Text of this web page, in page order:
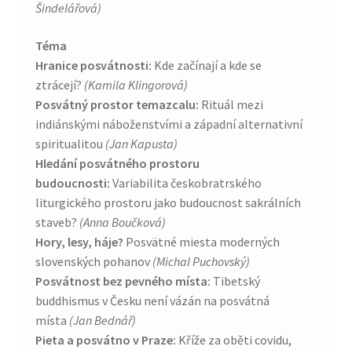
Šindelářová)
Téma
Hranice posvátnosti: Kde začínají a kde se
ztrácejí? (Kamila Klingorová)
Posvátný prostor temazcalu: Rituál mezi
indiánskými náboženstvími a západní alternativní
spiritualitou (Jan Kapusta)
Hledání posvátného prostoru
budoucnosti: Variabilita českobratrského
liturgického prostoru jako budoucnost sakrálních
staveb? (Anna Boučková)
Hory, lesy, háje? Posvätné miesta moderných
slovenských pohanov (Michal Puchovský)
Posvátnost bez pevného místa: Tibetský
buddhismus v Česku není vázán na posvátná
místa (Jan Bednář)
Pieta a posvátno v Praze: Kříže za oběti covidu,